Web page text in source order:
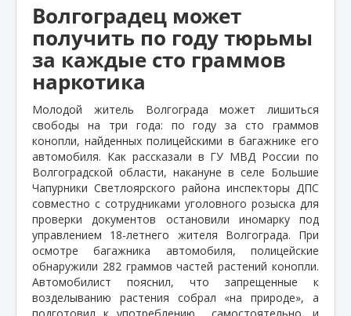
Волгоградец может
получить по году тюрьмы
за каждые сто граммов
наркотика
Молодой житель Волгограда может лишиться
свободы на три года: по году за сто граммов
конопли, найденных полицейскими в багажнике его
автомобиля. Как рассказали в ГУ МВД России по
Волгоградской области, накануне в селе Большие
Чапурники Светлоярского района инспекторы ДПС
совместно с сотрудниками уголовного розыска для
проверки документов остановили иномарку под
управлением 18-летнего жителя Волгограда. При
осмотре багажника автомобиля, полицейские
обнаружили 282 граммов частей растений конопли.
Автомобилист пояснил, что запрещенные к
возделыванию растения собрал «на природе», а
подготовил к употреблению
самостоятельно, и